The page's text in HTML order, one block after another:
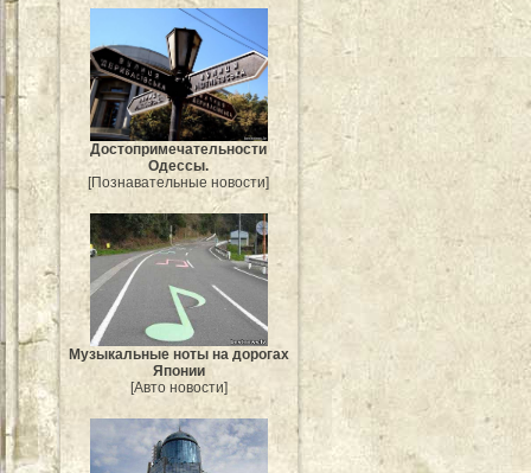
Достопримечательности
Одессы.
[Познавательные новости]
Музыкальные ноты на дорогах
Японии
[Авто новости]